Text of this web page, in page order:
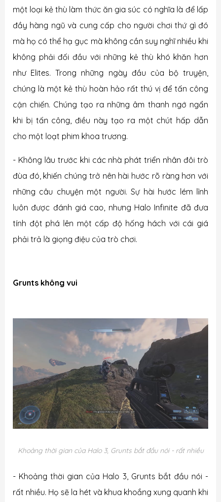
một loại kẻ thù làm thức ăn gia súc có nghĩa là để lấp
đầy hàng ngũ và cung cấp cho người chơi thứ gì đó
mà họ có thể hạ gục mà không cần suy nghĩ nhiều khi
không phải đối đầu với những kẻ thù khó khăn hơn
như Elites. Trong những ngày đầu của bộ truyện,
chúng là một kẻ thù hoàn hảo rất thú vị để tấn công
cận chiến. Chúng tạo ra những âm thanh ngớ ngẩn
khi bị tấn công, điều này tạo ra một chút hấp dẫn
cho một loạt phim khoa trương.
- Không lâu trước khi các nhà phát triển nhân đôi trò
đùa đó, khiến chúng trở nên hài hước rõ ràng hơn với
những câu chuyện một người. Sự hài hước lém lỉnh
luôn được đánh giá cao, nhưng Halo Infinite đã đưa
tính đột phá lên một cấp độ hống hách với cái giá
phải trả là giọng điệu của trò chơi.
Grunts không vui
Khoảng thời gian của Halo 3, Grunts bắt đầu nói - rất nhiều
- Khoảng thời gian của Halo 3, Grunts bắt đầu nói -
rất nhiều. Họ sẽ la hét và khua khoắng xung quanh khi